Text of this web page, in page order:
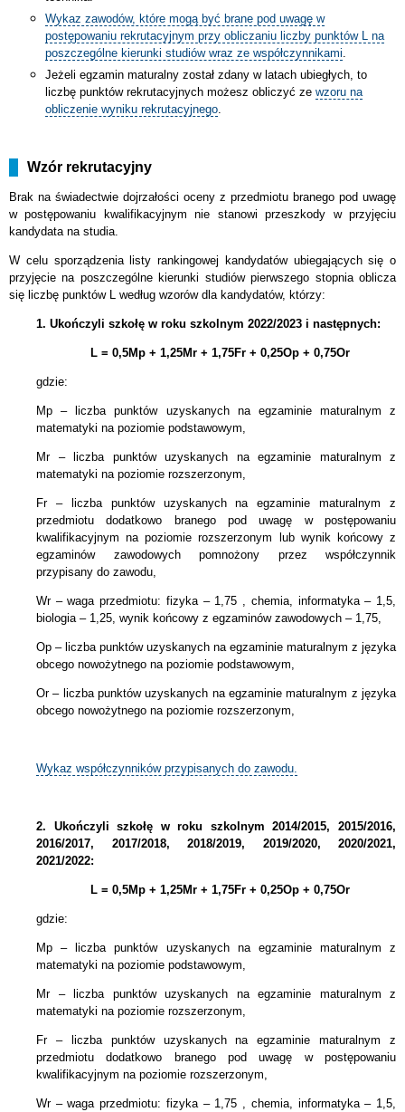
Wykaz zawodów, które mogą być brane pod uwagę w
postępowaniu rekrutacyjnym przy obliczaniu liczby punktów L na
poszczególne kierunki studiów wraz ze współczynnikami
Jeżeli egzamin maturalny został zdany w latach ubiegłych, to
liczbę punktów rekrutacyjnych możesz obliczyć ze wzoru na
obliczenie wyniku rekrutacyjnego
Wzór rekrutacyjny
Brak na świadectwie dojrzałości oceny z przedmiotu branego pod uwagę
w postępowaniu kwalifikacyjnym nie stanowi przeszkody w przyjęciu
kandydata na studia.
W celu sporządzenia listy rankingowej kandydatów ubiegających się o
przyjęcie na poszczególne kierunki studiów pierwszego stopnia oblicza
się liczbę punktów L według wzorów dla kandydatów, którzy:
1. Ukończyli szkołę w roku szkolnym 2022/2023 i następnych:
L = 0,5Mp + 1,25Mr + 1,75Fr + 0,25Op + 0,75Or
gdzie:
Mp – liczba punktów uzyskanych na egzaminie maturalnym z
matematyki na poziomie podstawowym,
Mr – liczba punktów uzyskanych na egzaminie maturalnym z
matematyki na poziomie rozszerzonym,
Fr – liczba punktów uzyskanych na egzaminie maturalnym z
przedmiotu dodatkowo branego pod uwagę w postępowaniu
kwalifikacyjnym na poziomie rozszerzonym lub wynik końcowy z
egzaminów zawodowych pomnożony przez współczynnik
przypisany do zawodu,
Wr – waga przedmiotu: fizyka – 1,75 , chemia, informatyka – 1,5,
biologia – 1,25, wynik końcowy z egzaminów zawodowych – 1,75,
Op – liczba punktów uzyskanych na egzaminie maturalnym z języka
obcego nowożytnego na poziomie podstawowym,
Or – liczba punktów uzyskanych na egzaminie maturalnym z języka
obcego nowożytnego na poziomie rozszerzonym,
Wykaz współczynników przypisanych do zawodu.
2. Ukończyli szkołę w roku szkolnym 2014/2015, 2015/2016,
2016/2017, 2017/2018, 2018/2019, 2019/2020, 2020/2021,
2021/2022:
L = 0,5Mp + 1,25Mr + 1,75Fr + 0,25Op + 0,75Or
gdzie:
Mp – liczba punktów uzyskanych na egzaminie maturalnym z
matematyki na poziomie podstawowym,
Mr – liczba punktów uzyskanych na egzaminie maturalnym z
matematyki na poziomie rozszerzonym,
Fr – liczba punktów uzyskanych na egzaminie maturalnym z
przedmiotu dodatkowo branego pod uwagę w postępowaniu
kwalifikacyjnym na poziomie rozszerzonym,
Wr – waga przedmiotu: fizyka – 1,75 , chemia, informatyka – 1,5,